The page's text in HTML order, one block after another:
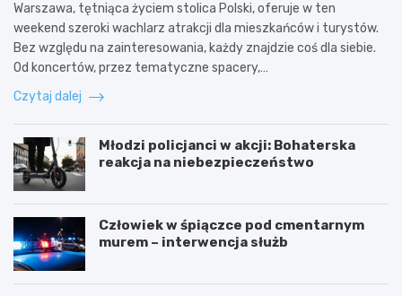
Warszawa, tętniąca życiem stolica Polski, oferuje w ten
weekend szeroki wachlarz atrakcji dla mieszkańców i turystów.
Bez względu na zainteresowania, każdy znajdzie coś dla siebie.
Od koncertów, przez tematyczne spacery,…
Czytaj dalej
Młodzi policjanci w akcji: Bohaterska
reakcja na niebezpieczeństwo
Człowiek w śpiączce pod cmentarnym
murem – interwencja służb